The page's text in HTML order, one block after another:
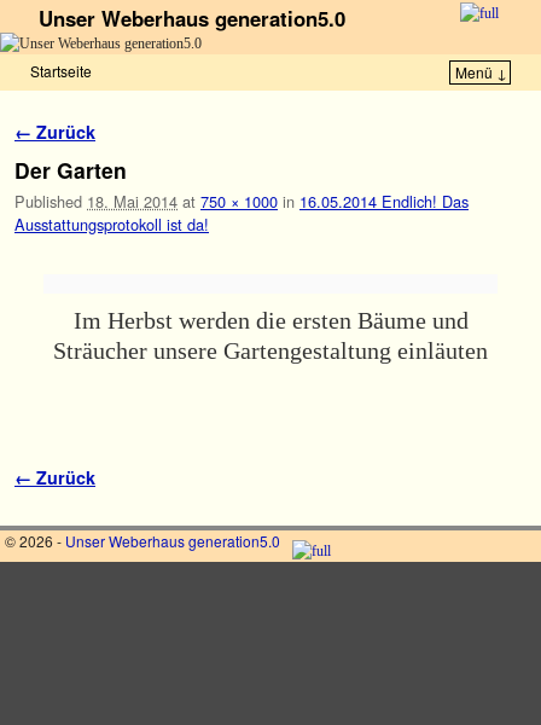
Unser Weberhaus generation5.0
Startseite Menü ↓
Bilder-Navigation
← Zurück
Der Garten
Published 18. Mai 2014 at 750 × 1000 in 16.05.2014 Endlich! Das
Ausstattungsprotokoll ist da!
Im Herbst werden die ersten Bäume und
Sträucher unsere Gartengestaltung einläuten
Bilder-Navigation
← Zurück
© 2026 - Unser Weberhaus generation5.0